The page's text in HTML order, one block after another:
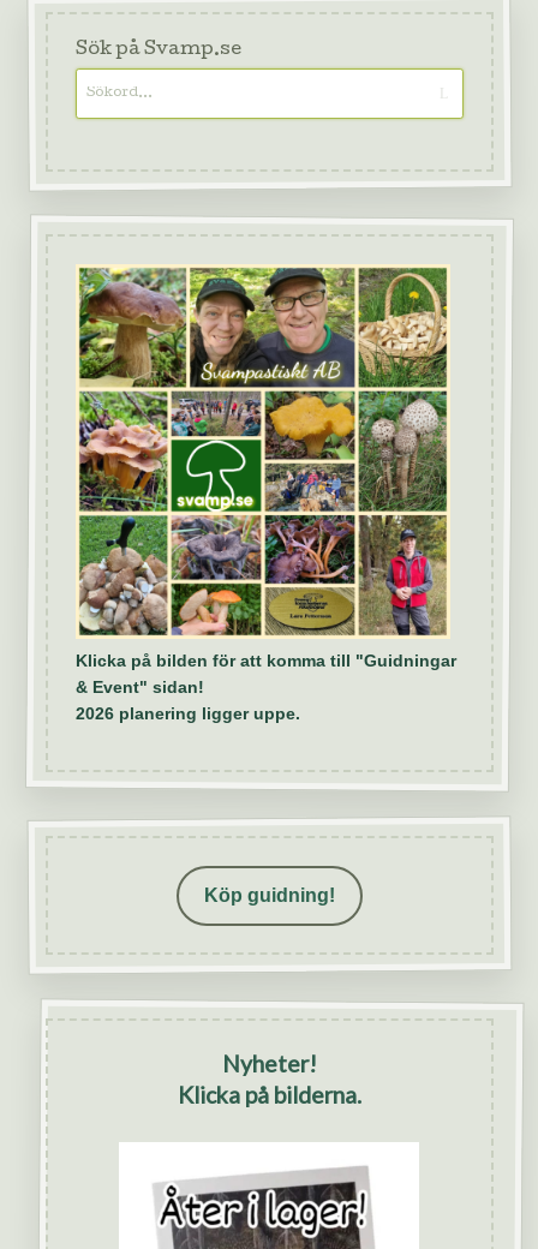
Sök på Svamp.se
Klicka på bilden för att komma till "Guidningar
& Event" sidan!
2026 planering ligger uppe.
Köp guidning!
Nyheter!
Klicka på bilderna.